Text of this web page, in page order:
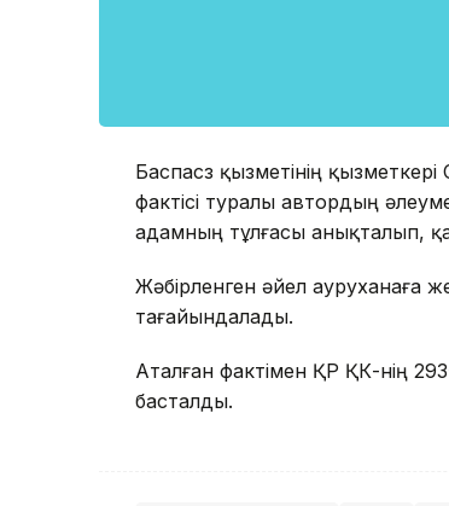
Баспасөз қызметінің
фактісі туралы автордың
адамның тұлғасы анықталып,
Жәбірленген әйел ауруханаға
тағайындалады.
Аталған фактімен ҚР ҚК-нің
басталды.